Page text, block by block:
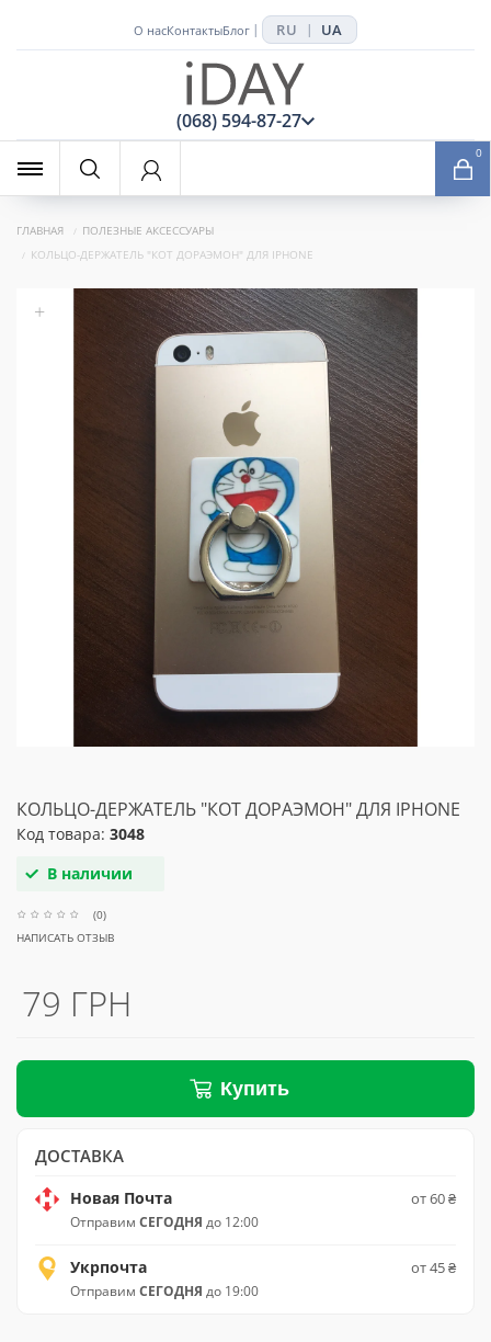
О насКонтактыБлог | RU | UA
(068) 594-87-27
0
ГЛАВНАЯ
ПОЛЕЗНЫЕ АКСЕССУАРЫ
КОЛЬЦО-ДЕРЖАТЕЛЬ "КОТ ДОРАЭМОН" ДЛЯ IPHONE
+
КОЛЬЦО-ДЕРЖАТЕЛЬ "КОТ ДОРАЭМОН" ДЛЯ IPHONE
Код товара: 3048
В наличии
(0)
НАПИСАТЬ ОТЗЫВ
79 ГРН
Купить
ДОСТАВКА
Новая Почта
Отправим СЕГОДНЯ до 12:00
от 60 ₴
Укрпочта
Отправим СЕГОДНЯ до 19:00
от 45 ₴